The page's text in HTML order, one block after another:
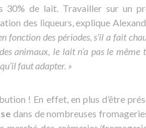
30% de lait. Travailler sur un
des liqueurs, explique
des périodes, s’il a fait
animaux, le lait n’a pas le même
faut adapter. »
! En effet, en plus d’être
dans de nombreuses